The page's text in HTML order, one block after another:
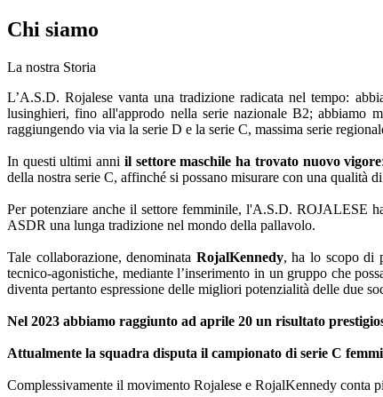
Chi siamo
La nostra Storia
L’A.S.D. Rojalese vanta una tradizione radicata nel tempo:
lusinghieri, fino all'approdo nella serie nazionale B2; abbiamo
raggiungendo via via la serie D e la serie C, massima serie
In questi ultimi anni il settore maschile ha trovato nuovo vigore
della nostra serie C, affinché si possano misurare con una qualità
Per potenziare anche il settore femminile, l'A.S.D. ROJALESE
ASDR una lunga tradizione nel mondo della pallavolo.
Tale collaborazione,denominata RojalKennedy, ha lo scopo di
tecnico-agonistiche, mediante l’inserimento in un gruppo che
diventa pertanto espressione delle migliori potenzialità delle due
Nel 2023 abbiamo raggiunto ad aprile 20 un risultato
Attualmente la squadra disputa il campionato di serie C
Complessivamente il movimento Rojalese e RojalKennedy conta